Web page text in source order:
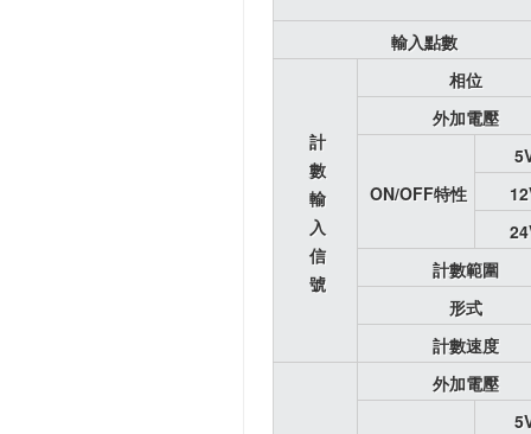
輸入點數
計
數
輸
入
信
號
相位
外加電壓
ON/OFF特性
計數範圍
形式
計數速度
外加電壓